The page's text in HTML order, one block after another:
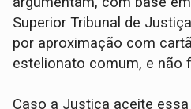
Superior Tribunal de
por aproximação com
estelionato comum, e não
Caso a Justiça aceite